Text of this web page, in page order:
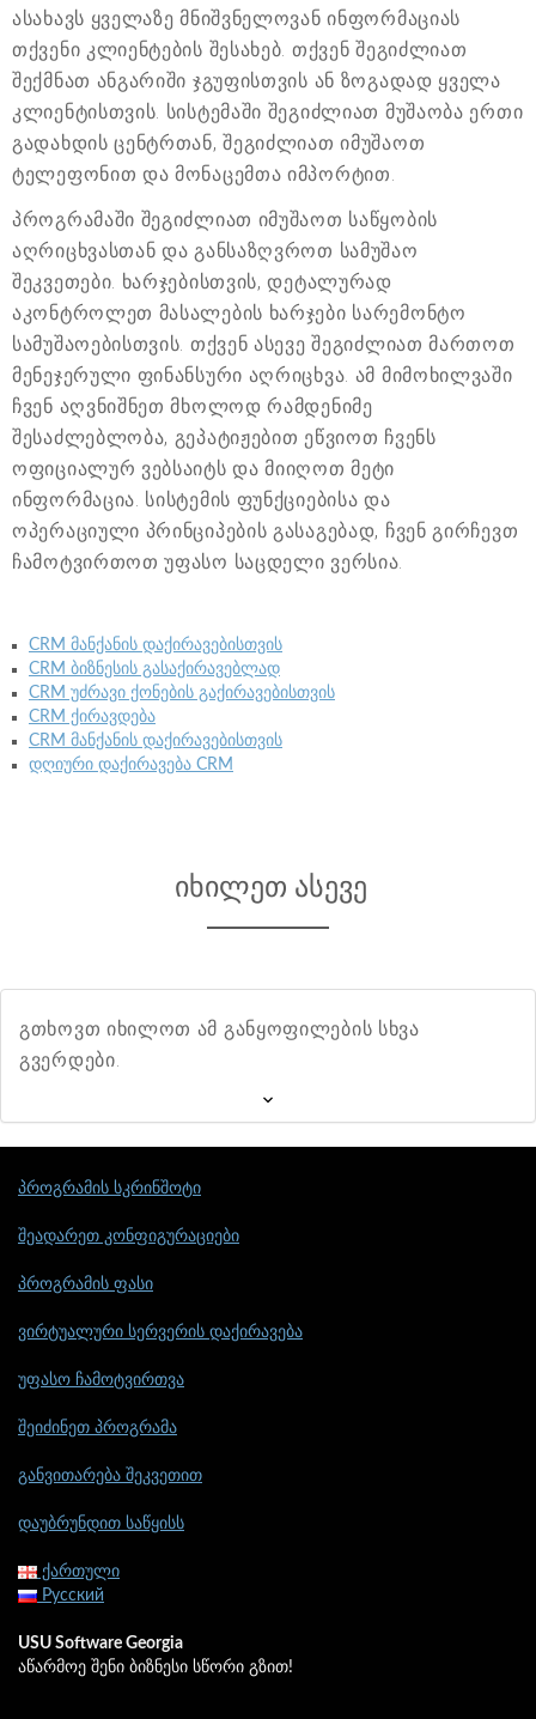
ასახავს ყველაზე მნიშვნელოვან ინფორმაციას
თქვენი კლიენტების შესახებ. თქვენ შეგიძლიათ
შექმნათ ანგარიში ჯგუფისთვის ან ზოგადად ყველა
კლიენტისთვის. სისტემაში შეგიძლიათ მუშაობა ერთი
გადახდის ცენტრთან, შეგიძლიათ იმუშაოთ
ტელეფონით და მონაცემთა იმპორტით.
პროგრამაში შეგიძლიათ იმუშაოთ საწყობის
აღრიცხვასთან და განსაზღვროთ სამუშაო
შეკვეთები. ხარჯებისთვის, დეტალურად
აკონტროლეთ მასალების ხარჯები სარემონტო
სამუშაოებისთვის. თქვენ ასევე შეგიძლიათ მართოთ
მენეჯერული ფინანსური აღრიცხვა. ამ მიმოხილვაში
ჩვენ აღვნიშნეთ მხოლოდ რამდენიმე
შესაძლებლობა, გეპატიჟებით ეწვიოთ ჩვენს
ოფიციალურ ვებსაიტს და მიიღოთ მეტი
ინფორმაცია. სისტემის ფუნქციებისა და
ოპერაციული პრინციპების გასაგებად, ჩვენ გირჩევთ
ჩამოტვირთოთ უფასო საცდელი ვერსია.
CRM მანქანის დაქირავებისთვის
CRM ბიზნესის გასაქირავებლად
CRM უძრავი ქონების გაქირავებისთვის
CRM ქირავდება
CRM მანქანის დაქირავებისთვის
დღიური დაქირავება CRM
იხილეთ ასევე
გთხოვთ იხილოთ ამ განყოფილების სხვა
გვერდები.
პროგრამის სკრინშოტი
შეადარეთ კონფიგურაციები
პროგრამის ფასი
ვირტუალური სერვერის დაქირავება
უფასო ჩამოტვირთვა
შეიძინეთ პროგრამა
განვითარება შეკვეთით
დაუბრუნდით საწყისს
ქართული
Русский
USU Software Georgia
აწარმოე შენი ბიზნესი სწორი გზით!